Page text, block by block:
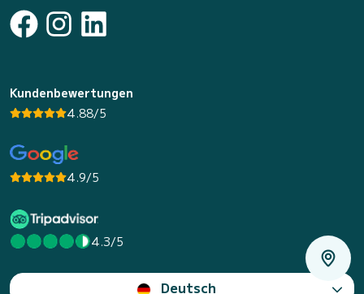
Kundenbewertungen
4.88/5
4.9/5
4.3/5
Deutsch